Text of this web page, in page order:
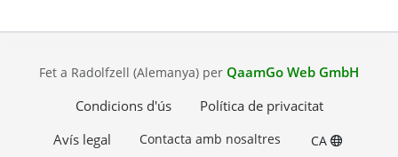
Fet a Radolfzell (Alemanya) per QaamGo Web GmbH
Condicions d'ús
Política de privacitat
Avís legal
Contacta amb nosaltres CA